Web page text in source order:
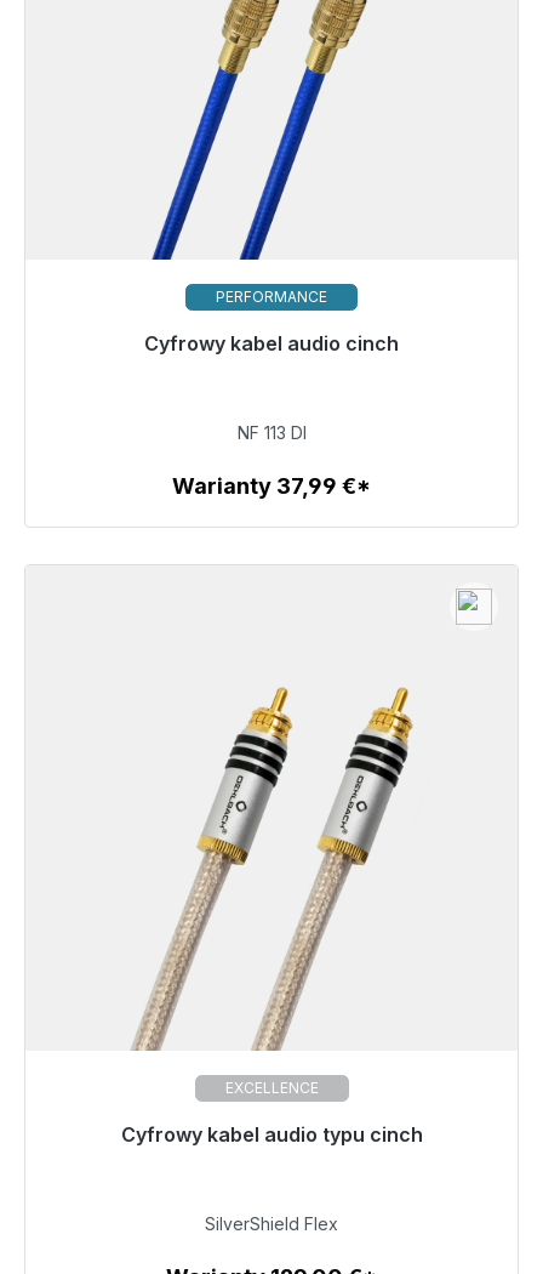
PERFORMANCE
Cyfrowy kabel audio cinch
Gotowy do natychmiastowej wysyłki, czas dostawy
175,00 €
Szczegóły
NF 113 DI
Warianty 37,99 €*
EXCELLENCE
Cyfrowy kabel audio typu cinch
Gotowy do natychmiastowej wysyłki, czas dostawy
139,00 €
SilverShield Flex